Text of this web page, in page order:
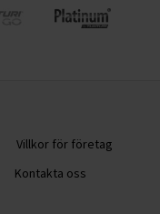
Villkor för företag
Kontakta oss